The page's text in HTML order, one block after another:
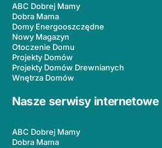
ABC Dobrej Mamy
Dobra Mama
Domy Energooszczędne
Nowy Magazyn
Otoczenie Domu
Projekty Domów
Projekty Domów Drewnianych
Wnętrza Domów
Nasze serwisy internetowe
ABC Dobrej Mamy
Dobra Mama